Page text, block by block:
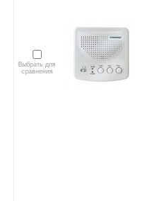
Выбрать для
сравнения